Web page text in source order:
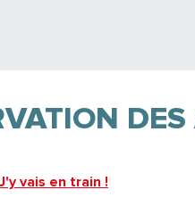
J'y vais en train !